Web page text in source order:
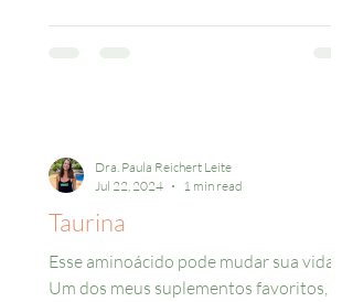
Taurina
Esse aminoácido pode mudar sua vida!
Um dos meus suplementos favoritos, é
Dra. Paula Reichert Leite
Jul 22, 2024
1 min read